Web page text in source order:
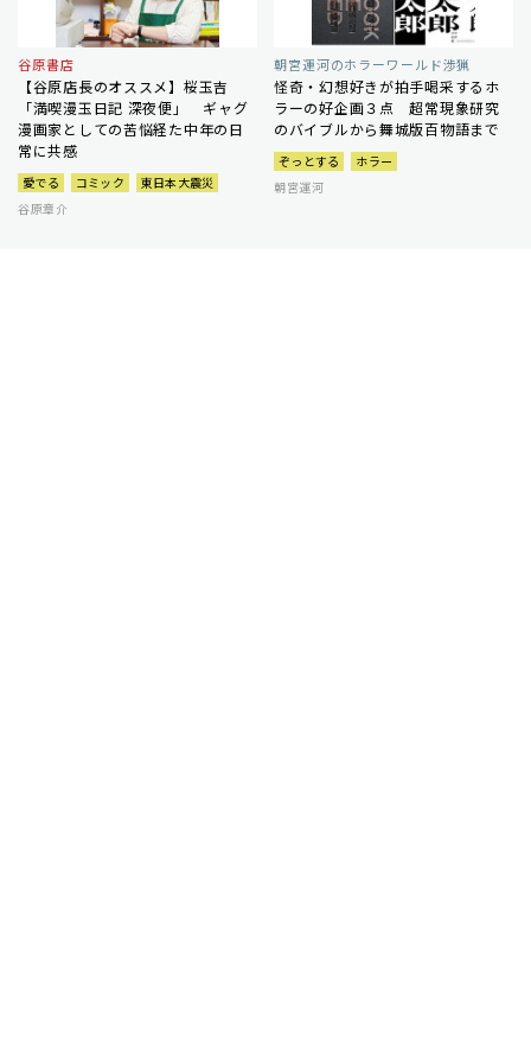
谷原書店
【谷原店長のオススメ】桜玉吉
「満喫漫玉日記 深夜便」 ギャグ
漫画家としての苦悩経た中年の日
常に共感
愛でる コミック
東日本大震災
谷原章介
朝宮運河のホラーワールド渉猟
怪奇・幻想好きが拍手喝采するホ
ラーの好企画３点 超常現象研究
のバイブルから舞城版百物語まで
ぞっとする
ホラー
朝宮運河